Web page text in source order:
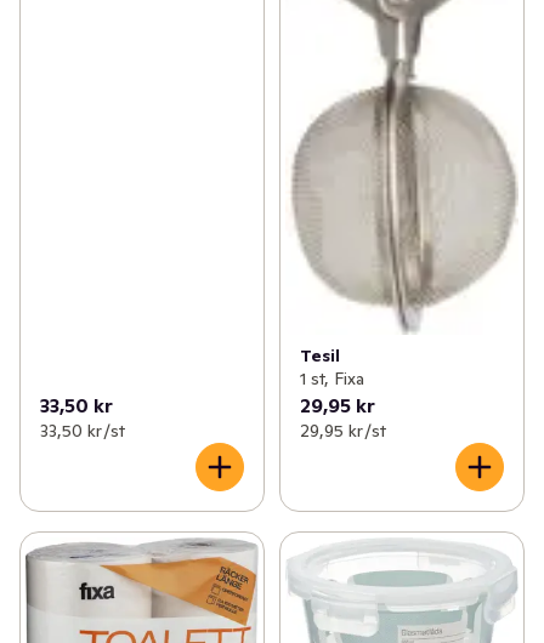
33,50 kr
33,50 kr /st
Tesil
1 st, Fixa
29,95 kr
29,95 kr /st